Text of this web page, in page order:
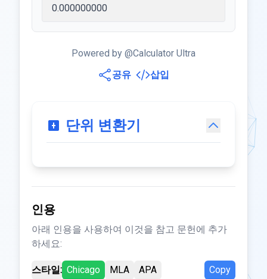
Powered by @Calculator Ultra
공유
삽입
단위 변환기
인용
아래 인용을 사용하여 이것을 참고 문헌에 추가
하세요:
스타일: Chicago MLA APA Copy